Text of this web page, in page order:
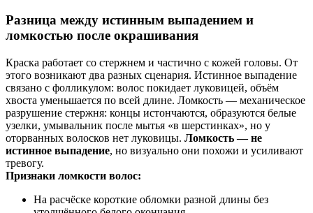
Разница между истинным выпадением и
ломкостью после окрашивания
Краска работает со стержнем и частично с кожей головы. От
этого возникают два разных сценария. Истинное выпадение
связано с фолликулом: волос покидает луковицей, объём
хвоста уменьшается по всей длине. Ломкость — механическое
разрушение стержня: концы истончаются, образуются белые
узелки, умывальник после мытья «в шерстинках», но у
оторванных волосков нет луковицы. Ломкость — не
истинное выпадение, но визуально они похожи и усиливают
тревогу.
Признаки ломкости волос:
На расчёске короткие обломки разной длины без